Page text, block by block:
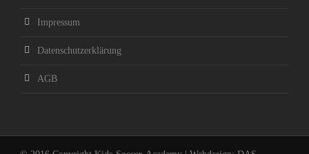
Impressum
Datenschutzerklärung
AGB